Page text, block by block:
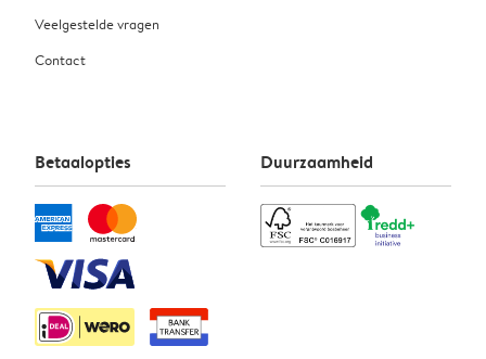
Veelgestelde vragen
Contact
Betaalopties Duurzaamheid